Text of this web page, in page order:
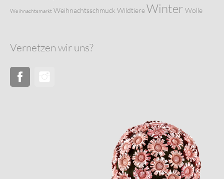
Weihnachtsmarkt Weihnachtsschmuck WildtiereWinter Wolle
Vernetzen wir uns?